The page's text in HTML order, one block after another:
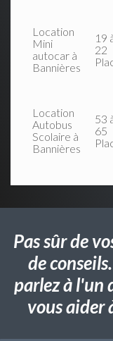
Location
Mini
autocar à
Bannières
19
22
Location
Autobus
Scolaire à
Bannières
53
65
Pas sûr de
de
parlez à l'un
vous aider